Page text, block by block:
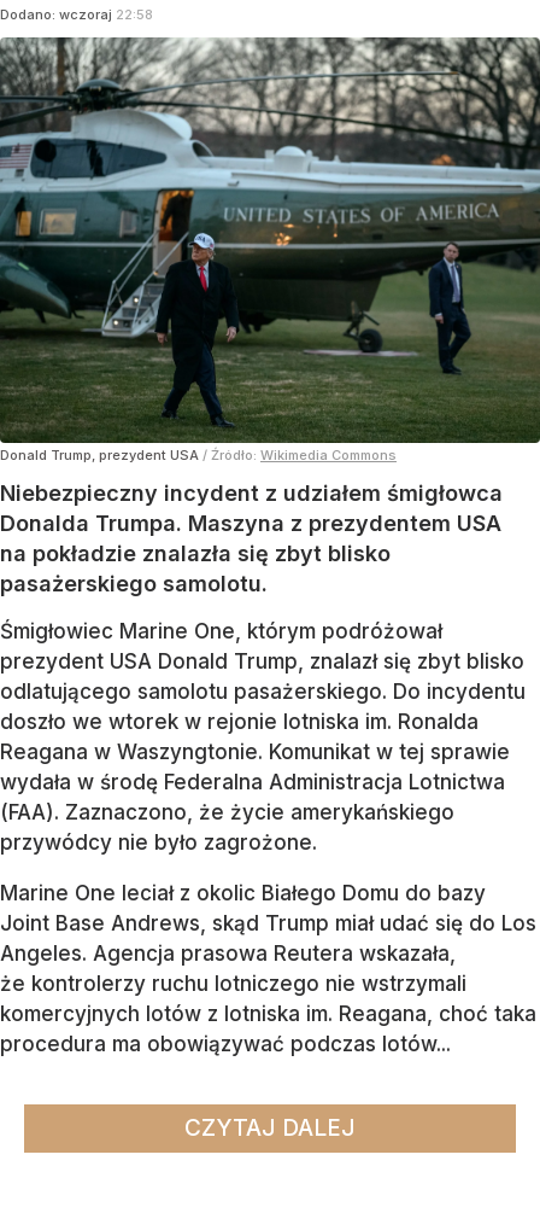
Dodano: wczoraj 22:58
Donald Trump, prezydent USA / Źródło: Wikimedia Commons
Niebezpieczny incydent z udziałem śmigłowca
Donalda Trumpa. Maszyna z prezydentem USA
na pokładzie znalazła się zbyt blisko
pasażerskiego samolotu.
Śmigłowiec Marine One, którym podróżował
prezydent USA Donald Trump, znalazł się zbyt blisko
odlatującego samolotu pasażerskiego. Do incydentu
doszło we wtorek w rejonie lotniska im. Ronalda
Reagana w Waszyngtonie. Komunikat w tej sprawie
wydała w środę Federalna Administracja Lotnictwa
(FAA). Zaznaczono, że życie amerykańskiego
przywódcy nie było zagrożone.
Marine One leciał z okolic Białego Domu do bazy
Joint Base Andrews, skąd Trump miał udać się do Los
Angeles. Agencja prasowa Reutera wskazała,
że kontrolerzy ruchu lotniczego nie wstrzymali
komercyjnych lotów z lotniska im. Reagana, choć taka
procedura ma obowiązywać podczas lotów...
CZYTAJ DALEJ